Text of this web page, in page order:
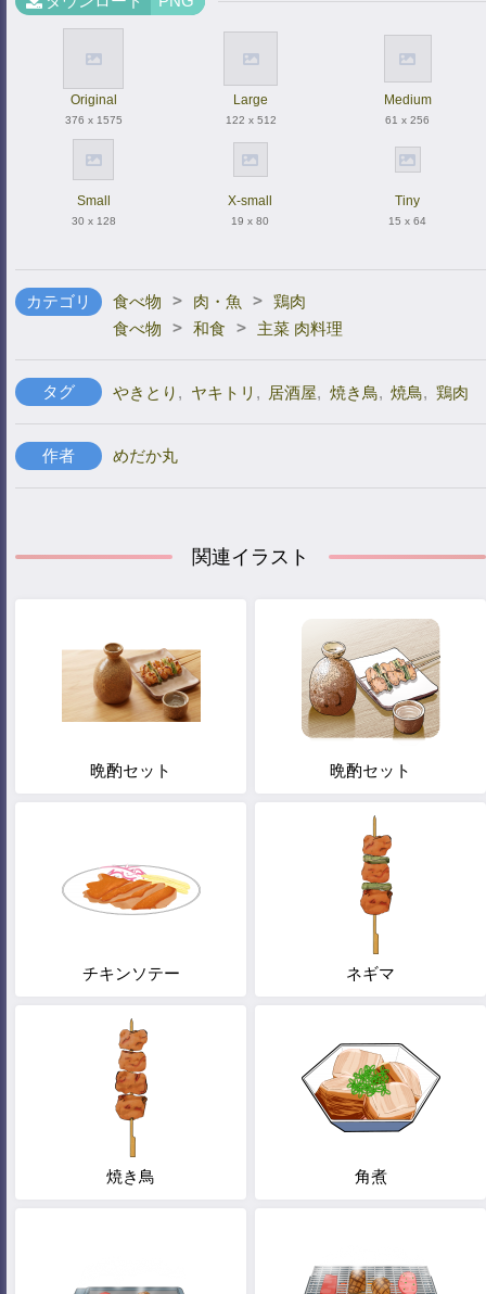
Original
376 x 1575
Large
122 x 512
Medium
61 x 256
Small
30 x 128
X-small
19 x 80
Tiny
15 x 64
カテゴリ 食べ物 > 肉・魚 > 鶏肉
食べ物
> 和食 > 主菜 肉料理
タグ やきとり , ヤキトリ , 居酒屋, 焼き鳥, 焼鳥, 鶏肉
作者 めだか丸
関連イラスト
晩酌セット 晩酌セット
チキンソテー ネギマ
焼き鳥 角煮